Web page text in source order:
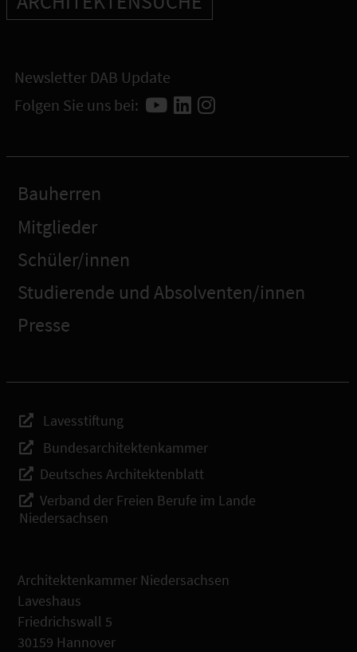
Newsletter DAB Update
Folgen Sie uns bei:
Bauherren
Mitglieder
Schüler/innen
Studierende und Absolventen/innen
Presse
Lavesstiftung
Bundesarchitektenkammer
Deutsches Architektenblatt
Verband der Freien Berufe im Lande
Niedersachsen
Architektenkammer Niedersachsen
Laveshaus
Friedrichswall 5
30159 Hannover